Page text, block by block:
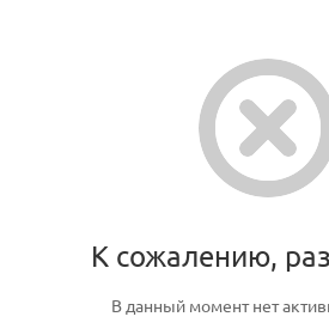
К сожалению,
В данный момент нет